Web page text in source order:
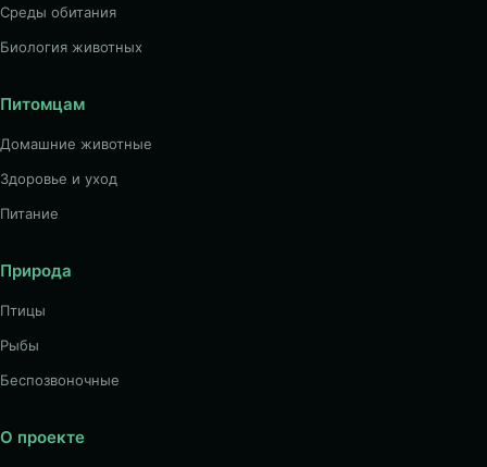
Среды обитания
Биология животных
Питомцам
Домашние животные
Здоровье и уход
Питание
Природа
Птицы
Рыбы
Беспозвоночные
О проекте